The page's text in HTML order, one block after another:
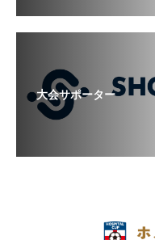
大会サポーター